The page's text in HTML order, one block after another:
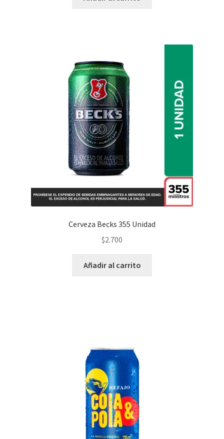
Cerveza Becks 355 Unidad
$2.700
Añadir al carrito